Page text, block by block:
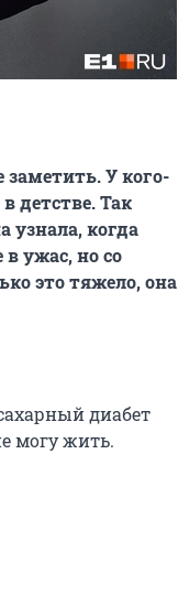
У кого-
детстве. Так
узнала, когда
ужас, но со
это тяжело, она
диабет
могу жить.